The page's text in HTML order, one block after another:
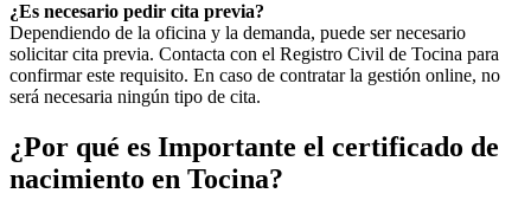
¿Es necesario pedir cita previa?
Dependiendo de la oficina y la demanda, puede ser necesario
solicitar cita previa. Contacta con el Registro Civil de Tocina para
confirmar este requisito. En caso de contratar la gestión online, no
será necesaria ningún tipo de cita.
¿Por qué es Importante el certificado de
nacimiento en Tocina?